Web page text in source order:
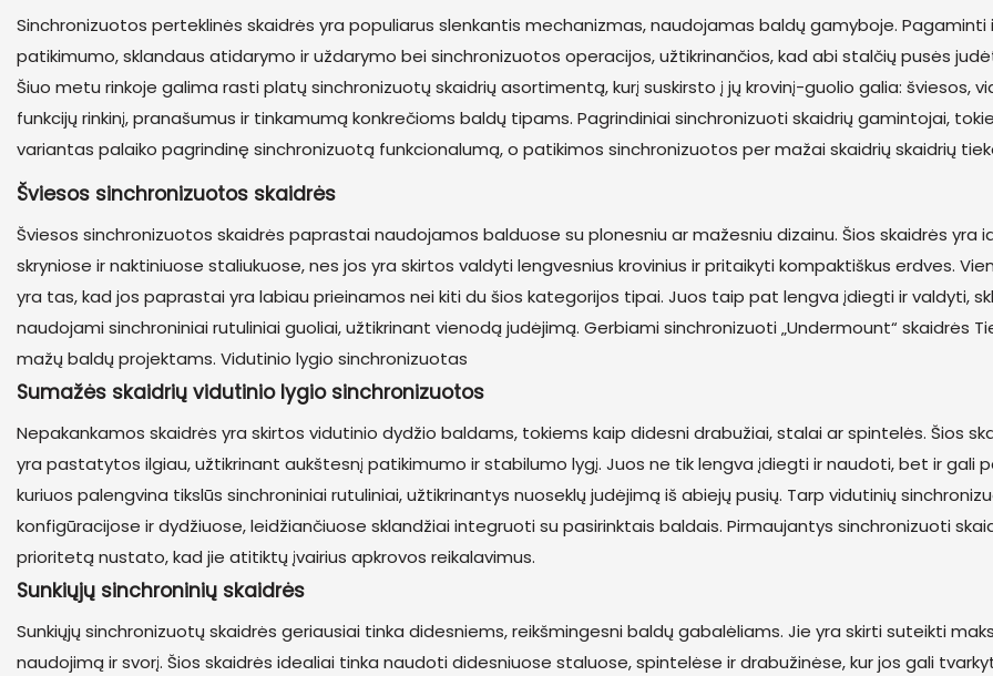
Sinchronizuotos perteklinės skaidrės yra populiarus slenkantis mechanizmas, naudojamas baldų gamyboje.
patikimumo, sklandaus atidarymo ir uždarymo bei sinchronizuotos operacijos, užtikrinančios, kad abi stalčių pusės
Šiuo metu rinkoje galima rasti platų sinchronizuotų skaidrių asortimentą, kurį suskirsto į jų krovinį-guolio galia: šviesos,
funkcijų rinkinį, pranašumus ir tinkamumą konkrečioms baldų tipams. Pagrindiniai sinchronizuoti skaidrių gamintojai,
variantas palaiko pagrindinę sinchronizuotą funkcionalumą, o patikimos sinchronizuotos per mažai skaidrių skaidrių
Šviesos sinchronizuotos skaidrės
Šviesos sinchronizuotos skaidrės paprastai naudojamos balduose su plonesniu ar mažesniu dizainu. Šios skaidrės
skryniose ir naktiniuose staliukuose, nes jos yra skirtos valdyti lengvesnius krovinius ir pritaikyti kompaktiškus erdves.
yra tas, kad jos paprastai yra labiau prieinamos nei kiti du šios kategorijos tipai. Juos taip pat lengva įdiegti ir valdyti,
naudojami sinchroniniai rutuliniai guoliai, užtikrinant vienodą judėjimą. Gerbiami sinchronizuoti „Undermount“ skaidrės
mažų baldų projektams. Vidutinio lygio sinchronizuotas
Sumažės skaidrių vidutinio lygio sinchronizuotos
Nepakankamos skaidrės yra skirtos vidutinio dydžio baldams, tokiems kaip didesni drabužiai, stalai ar spintelės. Šios
yra pastatytos ilgiau, užtikrinant aukštesnį patikimumo ir stabilumo lygį. Juos ne tik lengva įdiegti ir naudoti, bet ir gali
kuriuos palengvina tikslūs sinchroniniai rutuliniai, užtikrinantys nuoseklų judėjimą iš abiejų pusių. Tarp vidutinių
konfigūracijose ir dydžiuose, leidžiančiuose sklandžiai integruoti su pasirinktais baldais. Pirmaujantys sinchronizuoti
prioritetą nustato, kad jie atitiktų įvairius apkrovos reikalavimus.
Sunkiųjų sinchroninių skaidrės
Sunkiųjų sinchronizuotų skaidrės geriausiai tinka didesniems, reikšmingesni baldų gabalėliams. Jie yra skirti suteikti
naudojimą ir svorį. Šios skaidrės idealiai tinka naudoti didesniuose staluose, spintelėse ir drabužinėse, kur jos gali